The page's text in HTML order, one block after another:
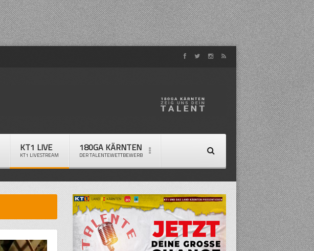
KT1 LIVE
KT1 LIVESTREAM
180GA KÄRNTEN
DER TALENTEWETTBEWERB